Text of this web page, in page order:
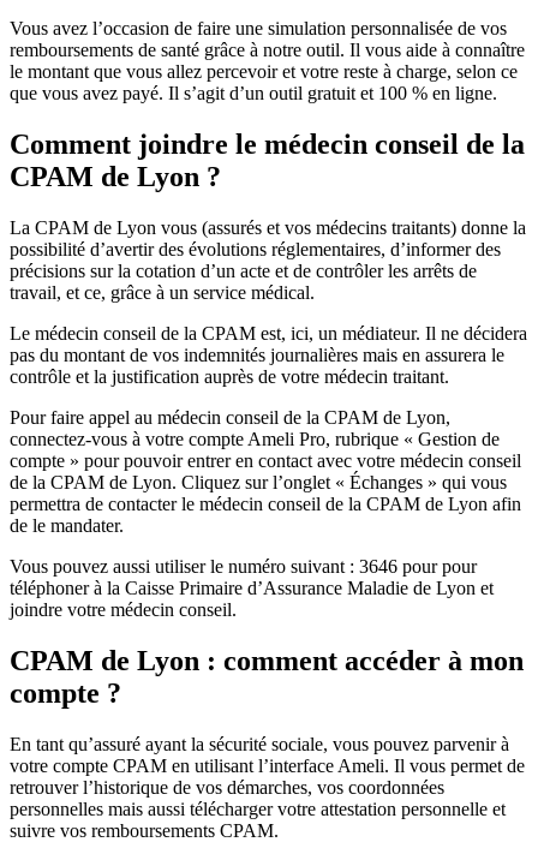
Vous avez l’occasion de faire une simulation personnalisée de vos
remboursements de santé grâce à notre outil. Il vous aide à connaître
le montant que vous allez percevoir et votre reste à charge, selon ce
que vous avez payé. Il s’agit d’un outil gratuit et 100 % en ligne.
Comment joindre le médecin conseil de la
CPAM de Lyon ?
La CPAM de Lyon vous (assurés et vos médecins traitants) donne la
possibilité d’avertir des évolutions réglementaires, d’informer des
précisions sur la cotation d’un acte et de contrôler les arrêts de
travail, et ce, grâce à un service médical.
Le médecin conseil de la CPAM est, ici, un médiateur. Il ne décidera
pas du montant de vos indemnités journalières mais en assurera le
contrôle et la justification auprès de votre médecin traitant.
Pour faire appel au médecin conseil de la CPAM de Lyon,
connectez-vous à votre compte Ameli Pro, rubrique « Gestion de
compte » pour pouvoir entrer en contact avec votre médecin conseil
de la CPAM de Lyon. Cliquez sur l’onglet « Échanges » qui vous
permettra de contacter le médecin conseil de la CPAM de Lyon afin
de le mandater.
Vous pouvez aussi utiliser le numéro suivant : 3646 pour pour
téléphoner à la Caisse Primaire d’Assurance Maladie de Lyon et
joindre votre médecin conseil.
CPAM de Lyon : comment accéder à mon
compte ?
En tant qu’assuré ayant la sécurité sociale, vous pouvez parvenir à
votre compte CPAM en utilisant l’interface Ameli. Il vous permet de
retrouver l’historique de vos démarches, vos coordonnées
personnelles mais aussi télécharger votre attestation personnelle et
suivre vos remboursements CPAM.